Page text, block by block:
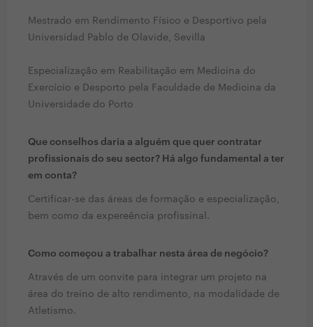
Mestrado em Rendimento Físico e Desportivo pela
Universidad Pablo de Olavide, Sevilla
Especialização em Reabilitação em Medicina do
Exercício e Desporto pela Faculdade de Medicina da
Universidade do Porto
Que conselhos daria a alguém que quer contratar
profissionais do seu sector? Há algo fundamental a ter
em conta?
Certificar-se das áreas de formação e especialização,
bem como da expereência profissinal.
Como começou a trabalhar nesta área de negócio?
Através de um convite para integrar um projeto na
área do treino de alto rendimento, na modalidade de
Atletismo.